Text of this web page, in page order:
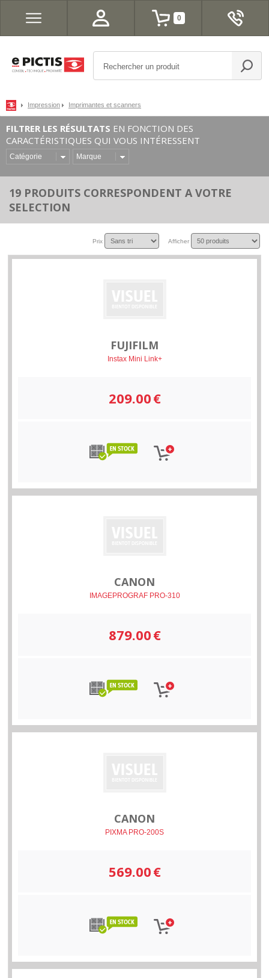
0
Impression Imprimantes et scanners
FILTRER LES RÉSULTATS EN FONCTION DES
CARACTÉRISTIQUES QUI VOUS INTÉRESSENT
Catégorie Marque
19 PRODUITS CORRESPONDENT A VOTRE
SELECTION
Afficher
Prix
FUJIFILM
Instax Mini Link+
209.00€
CANON
IMAGEPROGRAF PRO-310
879.00€
CANON
PIXMA PRO-200S
569.00€